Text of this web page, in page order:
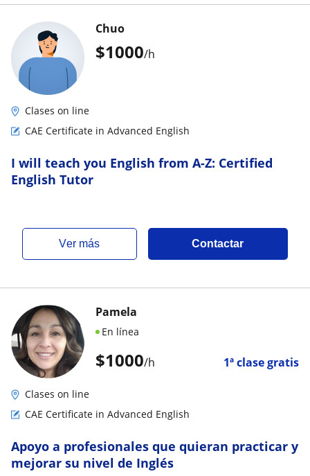
$1000/h
Chuo
Clases on line
CAE Certificate in Advanced English
I will teach you English from A-Z: Certified
English Tutor
ver más Contactar
$1000/h 1ª clase gratis
Pamela
En línea
Clases on line
CAE Certificate in Advanced English
Apoyo a profesionales que quieran practicar y
mejorar su nivel de Inglés